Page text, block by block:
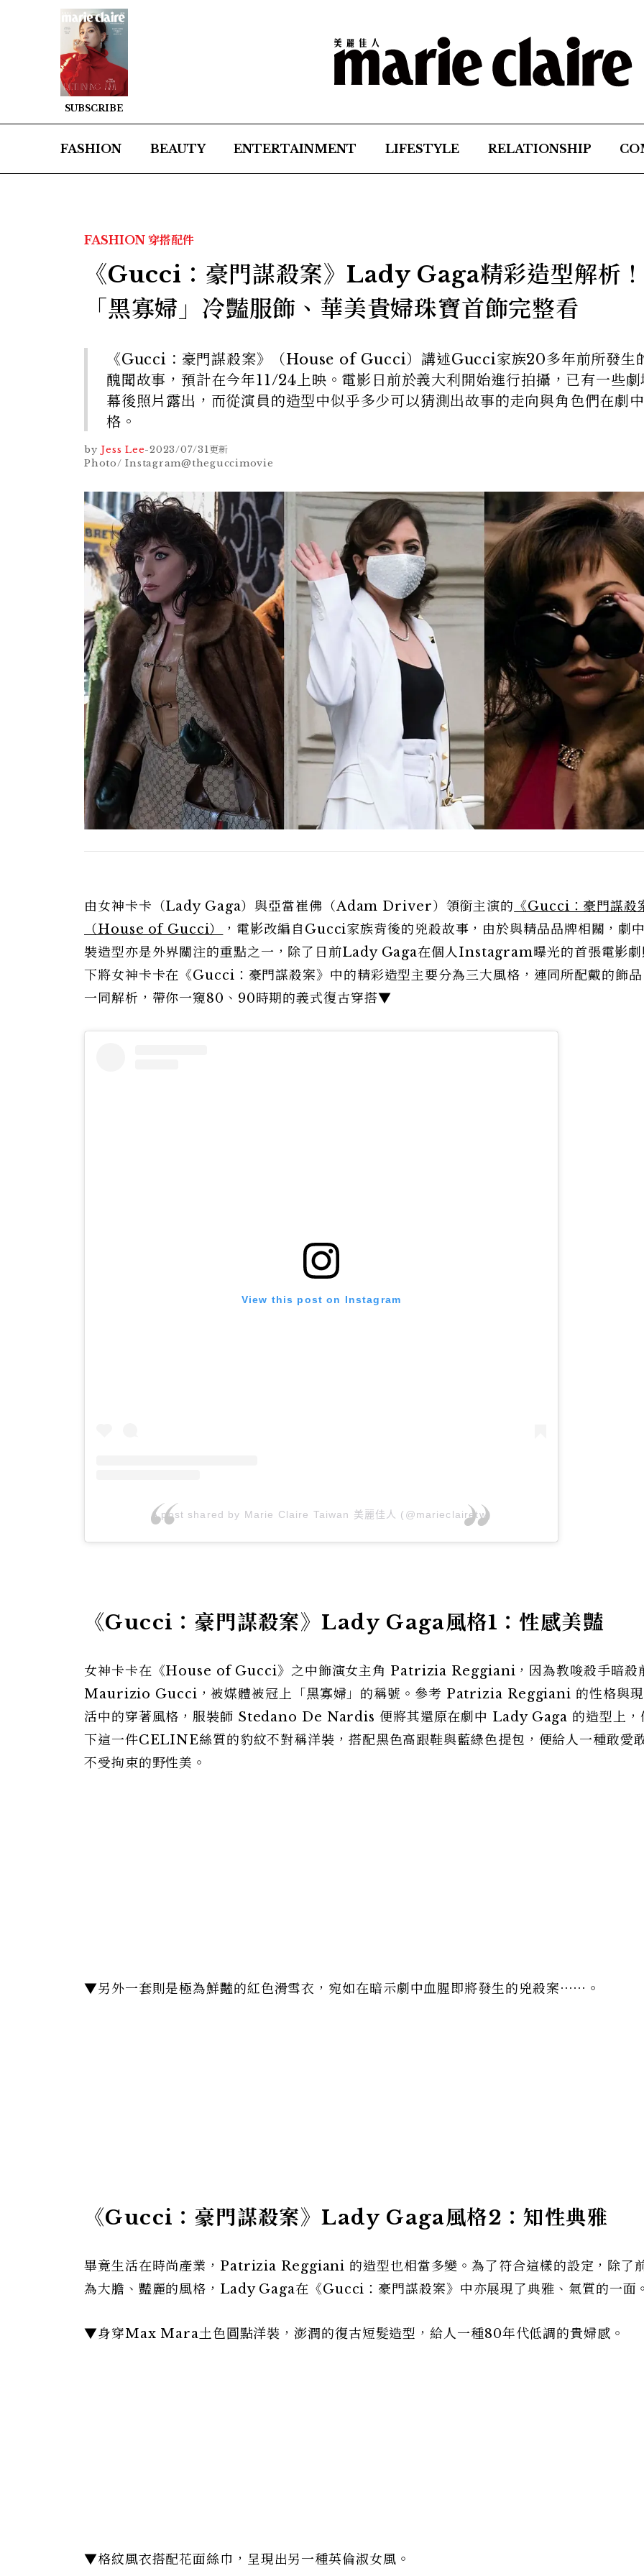
SUBSCRIBE
FASHION BEAUTY ENTERTAINMENT LIFESTYLE RELATIONSHIP
FASHION 穿搭配件
《Gucci：豪門謀殺案》Lady Gaga精彩造型解析
「黑寡婦」冷豔服飾、華美貴婦珠寶首飾完整看
《Gucci：豪門謀殺案》（House of Gucci）講述Gucci家族20多年前所發生
醜聞故事，預計在今年11/24上映。電影日前於義大利開始進行拍攝，已有一些
幕後照片露出，而從演員的造型中似乎多少可以猜測出故事的走向與角色們在劇
格。
by Jess Lee-2023/07/31更新
Photo/ Instagram@theguccimovie
由女神卡卡（Lady Gaga）與亞當崔佛（Adam Driver）領銜主演的 《Gucci：豪門謀殺
（House of Gucci）
，電影改編自Gucci家族背後的兇殺故事，由於與精品品牌相關，劇
裝造型亦是外界關注的重點之一，除了日前Lady Gaga在個人Instagram曝光的首張電影劇
下將女神卡卡在《Gucci：豪門謀殺案》中的精彩造型主要分為三大風格，連同所配戴的飾
一同解析，帶你一窺80、90時期的義式復古穿搭▼
View this post on Instagram
A post shared by Marie Claire Taiwan 美麗佳人 (@marieclairetw)
《Gucci：豪門謀殺案》Lady Gaga風格1：性感美豔
女神卡卡在《House of Gucci》之中飾演女主角 Patrizia Reggiani，因為教唆殺手暗殺
Maurizio Gucci，被媒體被冠上「黑寡婦」的稱號。參考 Patrizia Reggiani 的性格與
活中的穿著風格，服裝師 Stedano De Nardis 便將其還原在劇中 Lady Gaga 的造型上，
下這一件CELINE絲質的豹紋不對稱洋裝，搭配黑色高跟鞋與藍綠色提包，便給人一種敢愛
不受拘束的野性美。
▼另外一套則是極為鮮豔的紅色滑雪衣，宛如在暗示劇中血腥即將發生的兇殺案⋯⋯。
《Gucci：豪門謀殺案》Lady Gaga風格2：知性典雅
畢竟生活在時尚產業，Patrizia Reggiani 的造型也相當多變。為了符合這樣的設定，除了
為大膽、豔麗的風格，Lady Gaga在《Gucci：豪門謀殺案》中亦展現了典雅、氣質的一面
▼身穿Max Mara土色圓點洋裝，澎潤的復古短髮造型，給人一種80年代低調的貴婦感。
▼格紋風衣搭配花面絲巾，呈現出另一種英倫淑女風。